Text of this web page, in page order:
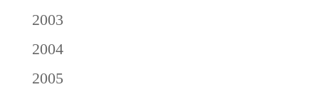
2003
2004
2005